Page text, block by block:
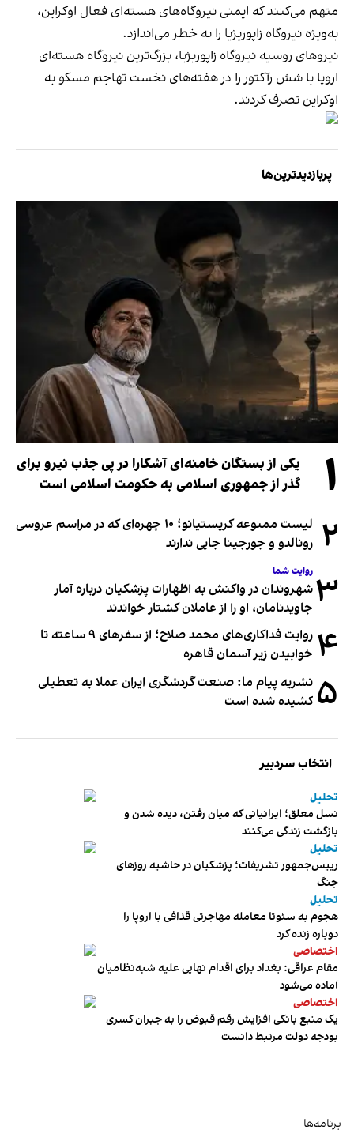
متهم می‌کنند که ایمنی نیروگاه‌های هسته‌ای فعال اوکراین،
به‌ویژه نیروگاه زاپوریژیا را به خطر می‌اندازد.
نیروهای روسیه نیروگاه زاپوریژیا، بزرگ‌ترین نیروگاه هسته‌ای
اروپا با شش رآکتور را در هفته‌های نخست تهاجم مسکو به
اوکراین تصرف کردند.
پربازدیدترین‌ها
۱
یکی از بستگان خامنه‌ای آشکارا در پی جذب نیرو برای
گذر از جمهوری اسلامی به حکومت اسلامی است
۲
لیست ممنوعه کریستیانو؛ ۱۰ چهره‌ای که در مراسم عروسی
رونالدو و جورجینا جایی ندارند
۳ روایت شما
شهروندان در واکنش به اظهارات پزشکیان درباره آمار
جاویدنامان، او را از عاملان کشتار خواندند
۴
روایت فداکاری‌های محمد صلاح؛ از سفرهای ۹ ساعته تا
خوابیدن زیر آسمان قاهره
۵ نشریه پیام ما: صنعت گردشگری ایران عملا به تعطیلی
کشیده شده است
انتخاب سردبیر
تحلیل
نسل معلق؛ ایرانیانی که میان رفتن، دیده شدن و
بازگشت زندگی می‌کنند
تحلیل
رییس‌جمهور تشریفات؛ پزشکیان در حاشیه روزهای
جنگ
تحلیل
هجوم به سئوتا معامله مهاجرتی قذافی با اروپا را
دوباره زنده کرد
اختصاصی
مقام عراقی: بغداد برای اقدام نهایی علیه شبه‌نظامیان
آماده می‌شود
اختصاصی
یک منبع بانکی افزایش رقم قبوض را به جبران کسری
بودجه دولت مرتبط دانست
برنامه‌ها